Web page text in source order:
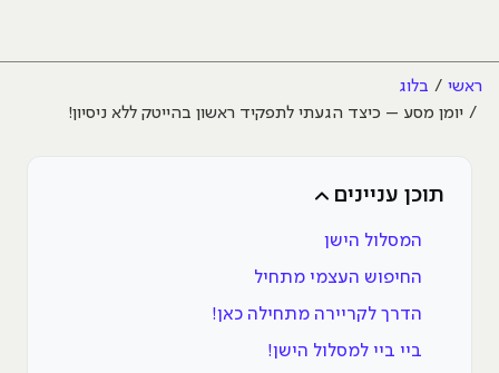
ראשי
בלוג
יומן מסע – כיצד הגעתי לתפקיד ראשון בהייטק ללא ניסיון!
תוכן עניינים
המסלול הישן
החיפוש העצמי מתחיל
הדרך לקריירה מתחילה כאן!
ביי ביי למסלול הישן!